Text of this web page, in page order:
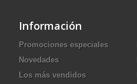
Información
Promociones especiales
Novedades
Los más vendidos